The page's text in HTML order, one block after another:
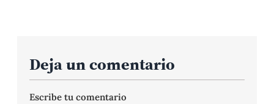
Deja un comentario
Escribe tu comentario